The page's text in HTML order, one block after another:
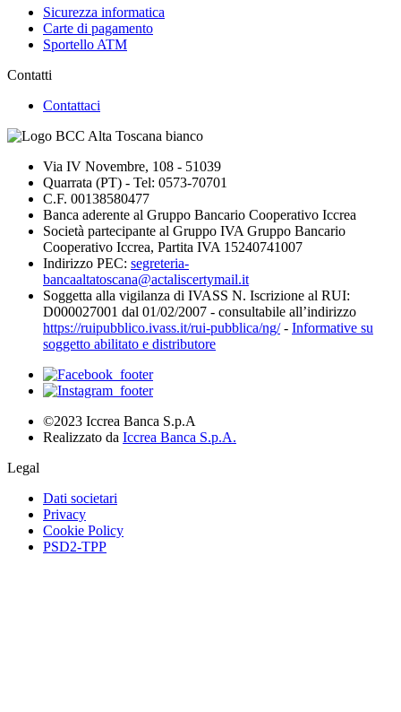
Sicurezza informatica
Carte di pagamento
Sportello ATM
Contatti
Contattaci
Via IV Novembre, 108 - 51039
Quarrata (PT) - Tel: 0573-70701
C.F. 00138580477
Banca aderente al Gruppo Bancario Cooperativo Iccrea
Società partecipante al Gruppo IVA Gruppo Bancario
Cooperativo Iccrea, Partita IVA 15240741007
Indirizzo PEC: segreteria-
bancaaltatoscana@actaliscertymail.it
Soggetta alla vigilanza di IVASS N. Iscrizione al RUI:
D000027001 dal 01/02/2007 - consultabile all’indirizzo
https://ruipubblico.ivass.it/rui-pubblica/ng/- Informative su
soggetto abilitato e distributore
©2023 Iccrea Banca S.p.A
Realizzato da Iccrea Banca S.p.A.
Legal
Dati societari
Privacy
Cookie Policy
PSD2-TPP